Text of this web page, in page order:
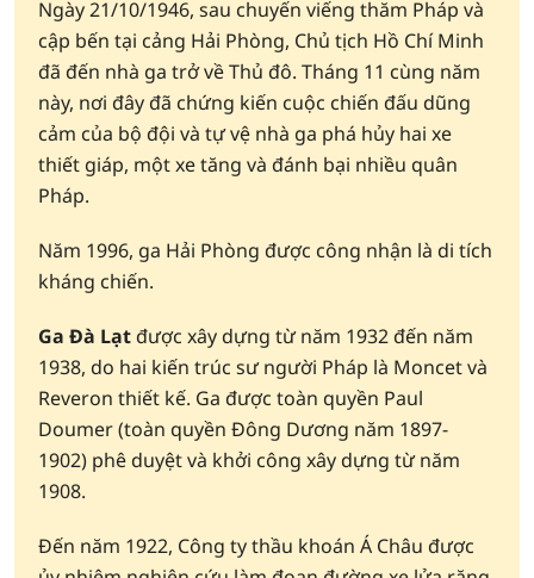
Ngày 21/10/1946, sau chuyến viếng thăm Pháp và
cập bến tại cảng Hải Phòng, Chủ tịch Hồ Chí Minh
đã đến nhà ga trở về Thủ đô. Tháng 11 cùng năm
này, nơi đây đã chứng kiến cuộc chiến đấu dũng
cảm của bộ đội và tự vệ nhà ga phá hủy hai xe
thiết giáp, một xe tăng và đánh bại nhiều quân
Pháp.
Năm 1996, ga Hải Phòng được công nhận là di tích
kháng chiến.
Ga Đà Lạtđược xây dựng từ năm 1932 đến năm
1938, do hai kiến trúc sư người Pháp là Moncet và
Reveron thiết kế. Ga được toàn quyền Paul
Doumer (toàn quyền Đông Dương năm 1897-
1902) phê duyệt và khởi công xây dựng từ năm
1908.
Đến năm 1922, Công ty thầu khoán Á Châu được